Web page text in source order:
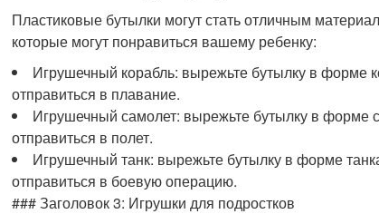
Пластиковые бутылки могут стать отличным
которые могут понравиться вашему ребенку:
Игрушечный корабль: вырежьте бутылку в форме
отправиться в плавание.
Игрушечный самолет: вырежьте бутылку в форме
отправиться в полет.
Игрушечный танк: вырежьте бутылку в форме
отправиться в боевую операцию.
### Заголовок 3: Игрушки для подростков